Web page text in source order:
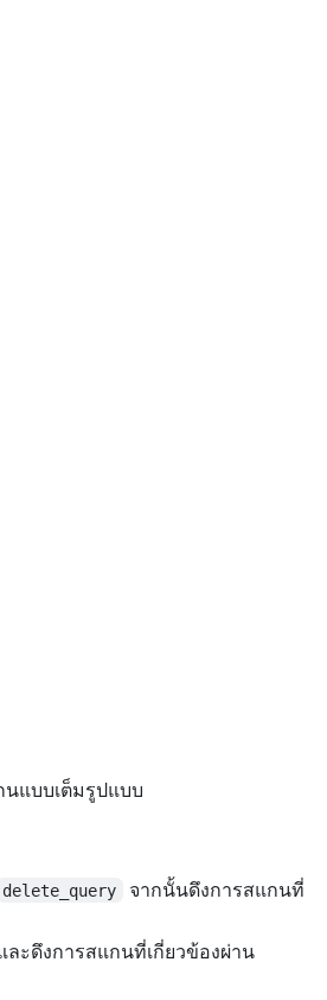
นแบบเต็มรูปแบบ
delete_query
จากนั้นดึงการสแกนที่
ละดึงการสแกนที่เกี่ยวข้องผ่าน